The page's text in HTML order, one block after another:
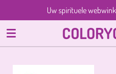
direct
naar
de
Uw spirituele